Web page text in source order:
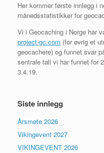
Her kommer første innlegg i
månedsstatistikker for
Vi i Geocaching i Norge har
project-gc.com (for øvrig et
geocachere) og funnet svar
sentrale tall vi har funnet for
3.4.19.
Siste innlegg
Årsmøte 2026
Vikingevent 2027
VIKINGEVENT 2026